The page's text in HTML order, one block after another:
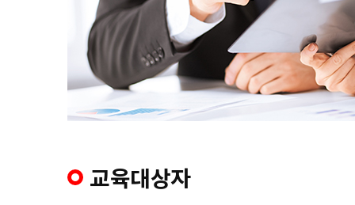
교육대상자